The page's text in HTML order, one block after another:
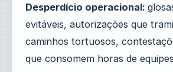
Desperdício operacional:
evitáveis, autorizações que
caminhos tortuosos,
que consomem horas de equipes